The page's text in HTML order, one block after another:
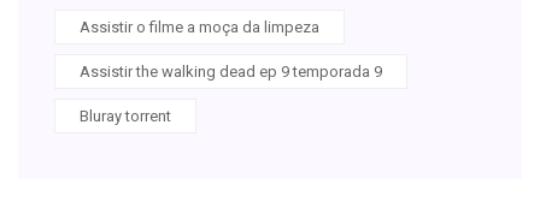
Assistir o filme a moça da limpeza
Assistir the walking dead ep 9 temporada 9
Bluray torrent